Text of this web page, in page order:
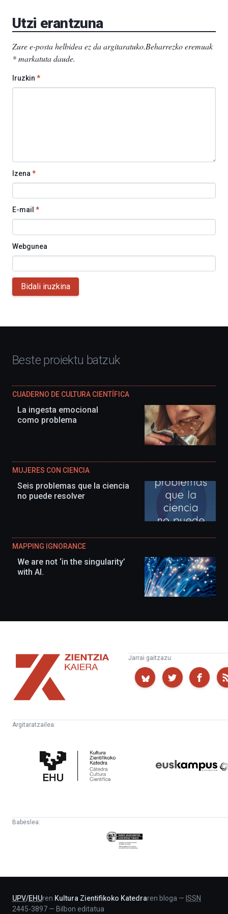
Utzi erantzuna
Zure e-posta helbidea ez da argitaratuko.Beharrezko eremuak
*markatuta daude.
Iruzkin *
Izena *
E-mail *
Webgunea
Bidali iruzkina
Beste proiektu batzuk
CUADERNO DE CULTURA CIENTÍFICA
La ingesta emocional
como problema
MUJERES CON CIENCIA
Seis problemas que la ciencia
no puede resolver
MAPPING IGNORANCE
We are not ‘in the singularity’
with AI.
Zientzia
Kaiera
Jarrai gaitzazu:
Argitaratzailea:
Zientifikoko
Katedra
Babeslea:
Eusko
Jaurlaritza
UPV/EHUren Kultura Zientifikoko Katedraren bloga — ISSN
2445-3897 — Bilbon editatua